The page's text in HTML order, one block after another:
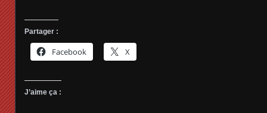
Partager :
Facebook X
J’aime ça :